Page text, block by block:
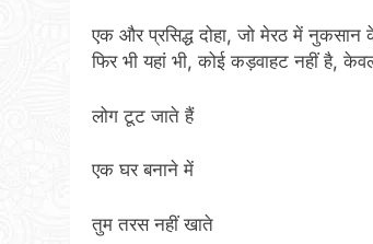
एक और प्रसिद्ध दोहा, जो मेरठ में
फिर भी यहां भी, कोई कड़वाहट नहीं है,
लोग टूट जाते हैं
एक घर बनाने में
तुम तरस नहीं खाते